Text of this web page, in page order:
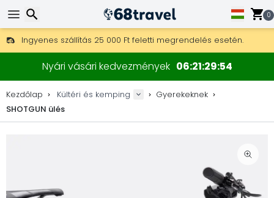
0
Ingyenes szállítás 25 000 Ft feletti megrendelés esetén.
30 nap a visszaküldésre, 90 nap a fa térképekre és dekorokra.
A legjobb árak outdoor felszerelésekre és kiegészítőkre.
Nyári vásári kedvezmények 06212954
Kezdőlap Kültéri és kemping
Gyerekeknek
SHOTGUN ülés
Keresés